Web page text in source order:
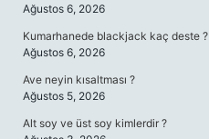
Ağustos 6, 2026
Kumarhanede blackjack kaç deste ?
Ağustos 6, 2026
Ave neyin kısaltması ?
Ağustos 5, 2026
Alt soy ve üst soy kimlerdir ?